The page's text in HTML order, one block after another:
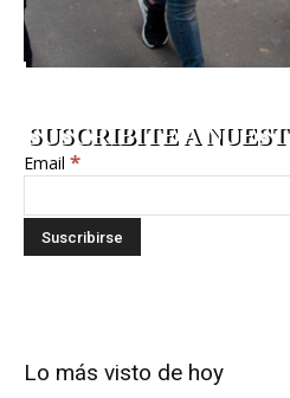
SUSCRIBITE A
Email *
Lo más visto de hoy